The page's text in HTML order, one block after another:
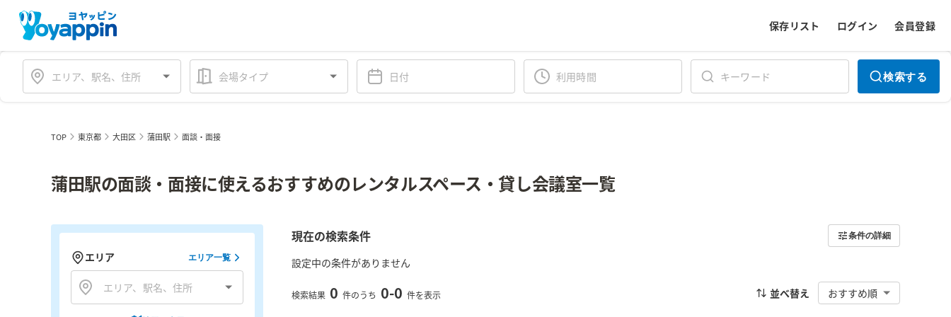
保存リスト ログイン 会員登録
会場タイプ 検索する
TOP 東京都 大田区 蒲田駅 面談・面接
蒲田駅の面談・面接に使えるおすすめのレンタルスペース・貸し会議室一覧
現在の検索条件 条件の詳細
設定中の条件がありません
検索結果 0 件のうち 0-0 件を表示 並べ替え おすすめ順
エリア エリア一覧